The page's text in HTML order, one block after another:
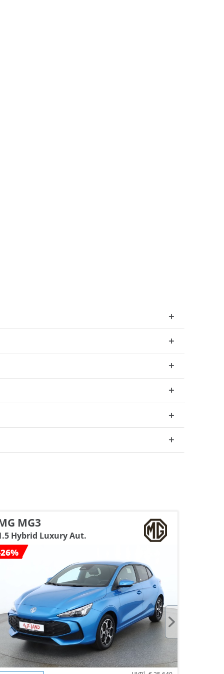
MG3
Hybrid Luxury Aut.